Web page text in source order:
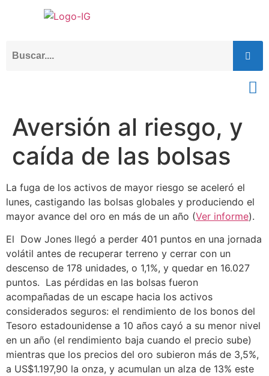
Aversión al riesgo, y
caída de las bolsas
La fuga de los activos de mayor riesgo se aceleró el
lunes, castigando las bolsas globales y produciendo el
mayor avance del oro en más de un año (Ver informe).
El Dow Jones llegó a perder 401 puntos en una jornada
volátil antes de recuperar terreno y cerrar con un
descenso de 178 unidades, o 1,1%, y quedar en 16.027
puntos. Las pérdidas en las bolsas fueron
acompañadas de un escape hacia los activos
considerados seguros: el rendimiento de los bonos del
Tesoro estadounidense a 10 años cayó a su menor nivel
en un año (el rendimiento baja cuando el precio sube)
mientras que los precios del oro subieron más de 3,5%,
a US$1.197,90 la onza, y acumulan un alza de 13% este